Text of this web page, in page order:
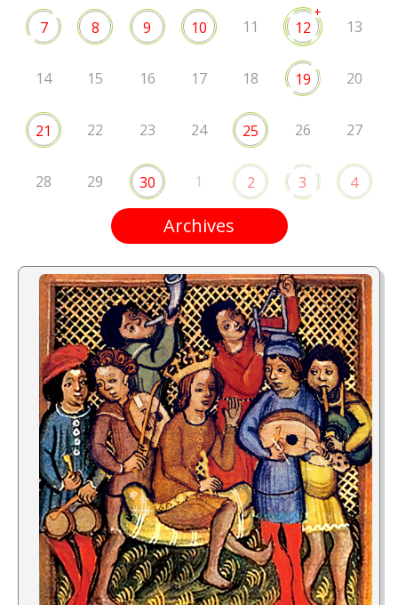
7 8 9 10 11 12
+
13
14 15 16 17 18 19 20
21 22 23 24 25 26 27
28 29 30 1 2 3 4
Archives